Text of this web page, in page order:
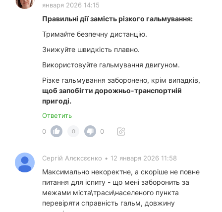
января 2026 14:15
Правильні дії замість різкого гальмування:
Тримайте безпечну дистанцію.
Знижуйте швидкість плавно.
Використовуйте гальмування двигуном.
Різке гальмування заборонено, крім випадків,
щоб запобігти дорожньо-транспортній
пригоді.
Ответить
0
0 0
Сергій Алєксєєнко • 12 января 2026 11:58
Максимально некоректне, а скоріше не повне
питання для іспиту - що мені заборонить за
межами міста\траси\населеного пункта
перевіряти справність гальм, довжину